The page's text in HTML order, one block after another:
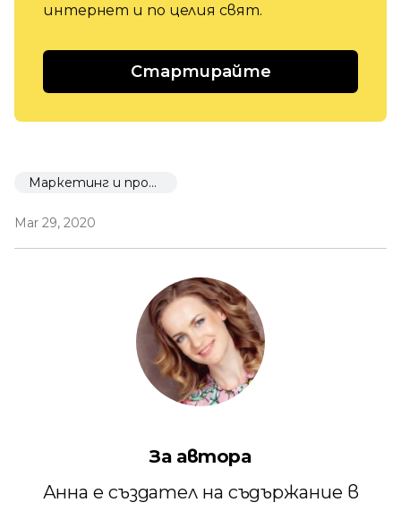
интернет и по целия свят.
Стартирайте
Маркетинг и промоция
Mar 29, 2020
За автора
Анна е създател на съдържание в